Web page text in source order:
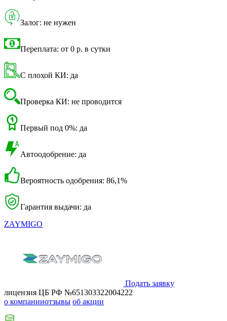
Залог: не нужен
Переплата: от 0 р. в сутки
С плохой КИ: да
Проверка КИ: не проводится
Первый под 0%: да
Автоодобрение: да
Вероятность одобрения: 86,1%
Гарантия выдачи: да
ZAYMIGO
Подать заявку
лицензия ЦБ РФ №651303322004222
о компанииотзывы об акции